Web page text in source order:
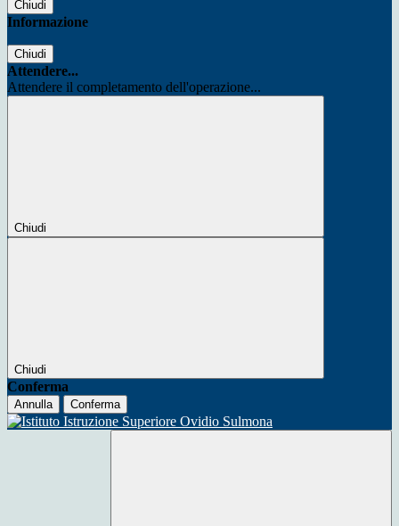
Chiudi
Informazione
Chiudi
Attendere...
Attendere il completamento dell'operazione...
Chiudi
Chiudi
Conferma
Annulla Conferma